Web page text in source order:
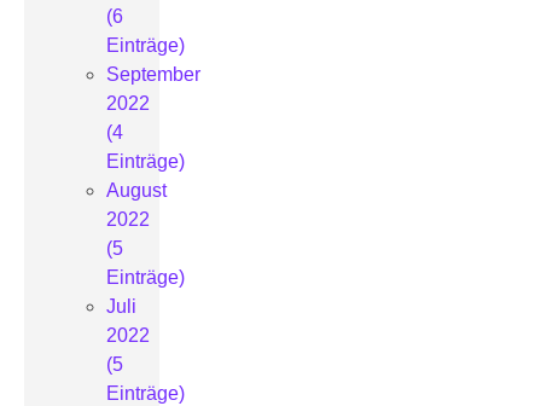
(6
Einträge)
September
2022
(4
Einträge)
August
2022
(5
Einträge)
Juli
2022
(5
Einträge)